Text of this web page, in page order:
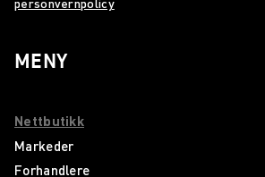
personvernpolicy
MENY
Nettbutikk
Markeder
Forhandlere